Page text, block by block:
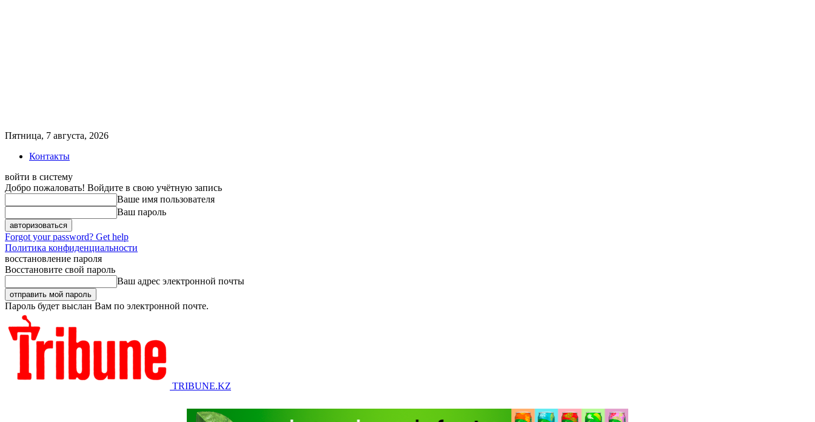
Пятница, 7 августа, 2026
Контакты
войти в систему
Добро пожаловать! Войдите в свою учётную запись
Ваше имя пользователя
Ваш пароль
Forgot your password? Get help
Политика конфиденциальности
восстановление пароля
Восстановите свой пароль
Ваш адрес электронной почты
Пароль будет выслан Вам по электронной почте.
TRIBUNE.KZ